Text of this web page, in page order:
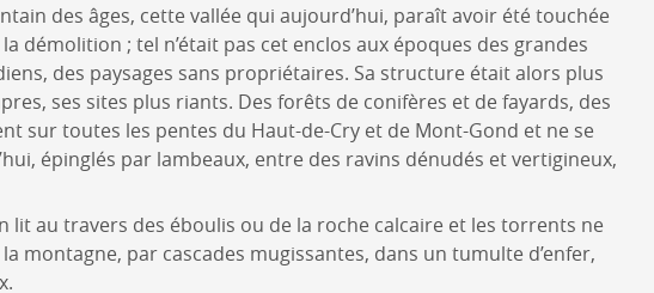
des âges, cette vallée qui aujourd’hui, paraît avoir été touchée
démolition ; tel n’était pas cet enclos aux époques des grandes
des paysages sans propriétaires. Sa structure était alors plus
ses sites plus riants. Des forêts de conifères et de fayards, des
sur toutes les pentes du Haut-de-Cry et de Mont-Gond et ne se
épinglés par lambeaux, entre des ravins dénudés et vertigineux,
lit au travers des éboulis ou de la roche calcaire et les torrents ne
montagne, par cascades mugissantes, dans un tumulte d’enfer,